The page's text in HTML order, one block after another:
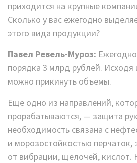
приходится на крупные
Сколько у вас ежегодно
этого вида продукции?
Павел Ревель-Муроз:
порядка 3 млрд рублей.
можно прикинуть объемы.
Еще одно из направлений,
прорабатываются, — защита
необходимость связана с
и морозостойкостью перчаток,
от вибрации, щелочей, кислот.